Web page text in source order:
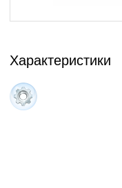
Характеристики